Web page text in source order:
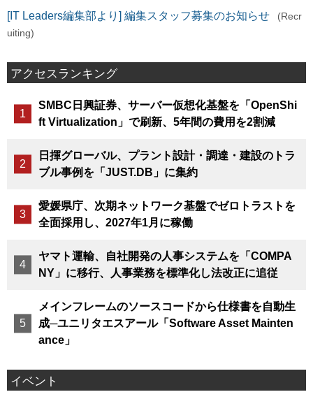
[IT Leaders編集部より] 編集スタッフ募集のお知らせ
(Recr
uiting)
アクセスランキング
SMBC日興証券、サーバー仮想化基盤を「OpenShi
ft Virtualization」で刷新、5年間の費用を2割減
日揮グローバル、プラント設計・調達・建設のトラ
ブル事例を「JUST.DB」に集約
愛媛県庁、次期ネットワーク基盤でゼロトラストを
全面採用し、2027年1月に稼働
ヤマト運輸、自社開発の人事システムを「COMPA
NY」に移行、人事業務を標準化し法改正に追従
メインフレームのソースコードから仕様書を自動生
成─ユニリタエスアール「Software Asset Mainten
ance」
イベント